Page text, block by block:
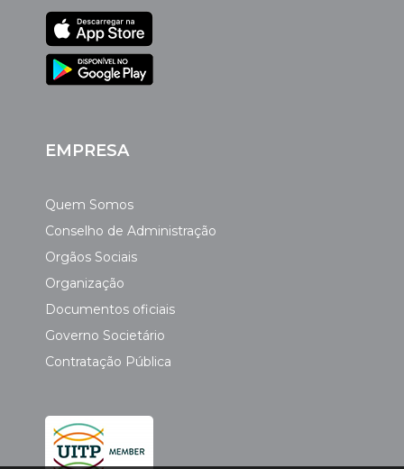
EMPRESA
Quem Somos
Conselho de Administração
Orgãos Sociais
Organização
Documentos oficiais
Governo Societário
Contratação Pública